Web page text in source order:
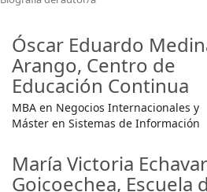
Óscar Eduardo
Arango, Centro de
Educación Continua
MBA en Negocios Internacionales y
Máster en Sistemas de Información
María Victoria
Goicoechea, Escuela